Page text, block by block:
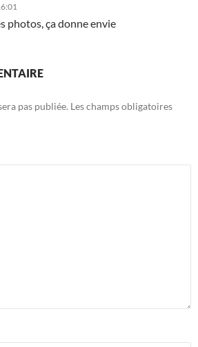
photos, ça donne envie
pas publiée. Les champs obligatoires